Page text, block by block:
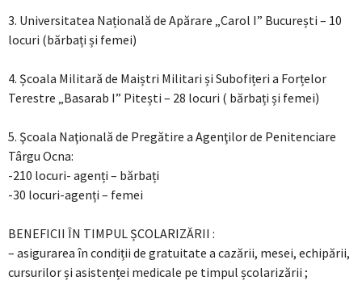
3. Universitatea Națională de Apărare „Carol I” București – 10
locuri (bărbați și femei)
4. Școala Militară de Maiștri Militari și Subofițeri a Forțelor
Terestre „Basarab I” Pitești – 28 locuri ( bărbați și femei)
5. Şcoala Naţională de Pregătire a Agenţilor de Penitenciare
Târgu Ocna:
-210 locuri- agenți – bărbați
-30 locuri-agenți – femei
BENEFICII ÎN TIMPUL ȘCOLARIZĂRII :
– asigurarea în condiții de gratuitate a cazării, mesei, echipării,
cursurilor și asistenței medicale pe timpul școlarizării ;